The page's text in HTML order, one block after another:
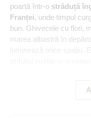
poartă într-o străduță
Franței, unde timpul
bun. Ghivecele cu flori,
marea albastră în
luminează orice spațiu.